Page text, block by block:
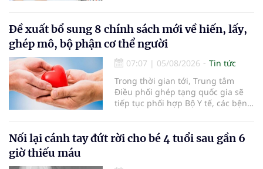
nhận 32.286.360 người, chiếm gần
30% dân số cả nước đã được khám
sức khỏe định kỳ năm nay.
Đề xuất bổ sung 8 chính sách mới về hiến, lấy,
ghép mô, bộ phận cơ thể người
07:07 | 05/08/2026
Tin tức
Trong thời gian tới, Trung tâm
Điều phối ghép tạng quốc gia sẽ
tiếp tục phối hợp Bộ Y tế, các bệnh
cường truyền thông, hoàn thiện
quy trình chuyên môn và hệ thống
Nối lại cánh tay đứt rời cho bé 4 tuổi sau gần 6
giờ thiếu máu